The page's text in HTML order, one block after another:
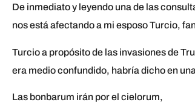
De inmediato y leyendo una de las
nos está afectando a mi esposo Turcio,
Turcio a propósito de las invasiones de
era medio confundido, habría dicho en
Las bonbarum irán por el cielorum,